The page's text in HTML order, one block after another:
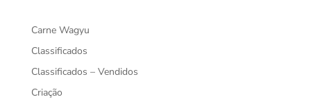
Carne Wagyu
Classificados
Classificados – Vendidos
Criação